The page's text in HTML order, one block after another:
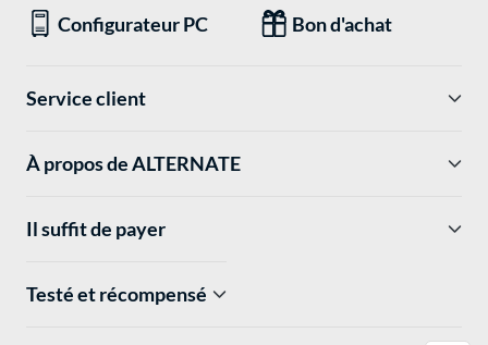
Configurateur PC Bon d'achat
Service client
À propos de ALTERNATE
Il suffit de payer
Testé et récompensé